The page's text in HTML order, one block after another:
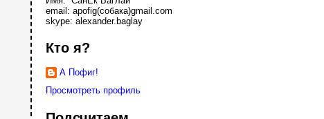
email: apofig(собака)gmail.com
skype: alexander.baglay
Кто я?
А Пофиг!
Просмотреть профиль